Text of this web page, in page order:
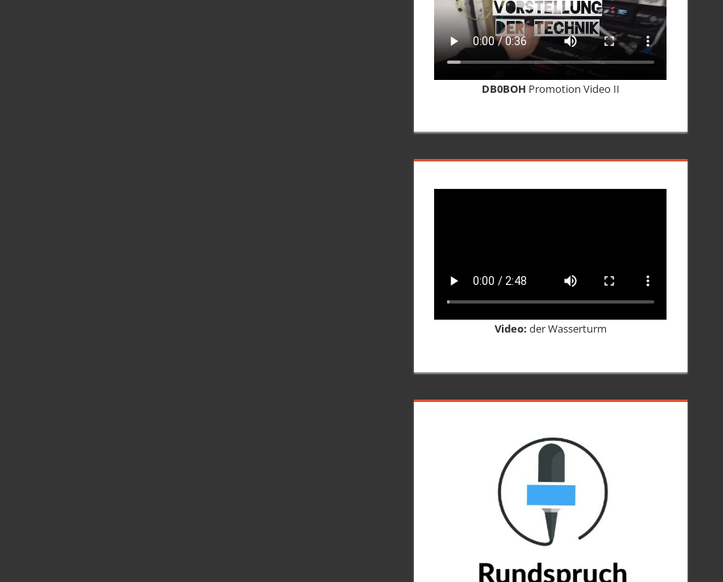
DB0BOH Promotion Video II
Video: der Wasserturm